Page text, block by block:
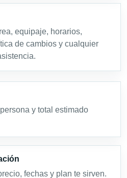
equipaje, horarios,
de cambios y cualquier
y total estimado
fechas y plan te sirven.